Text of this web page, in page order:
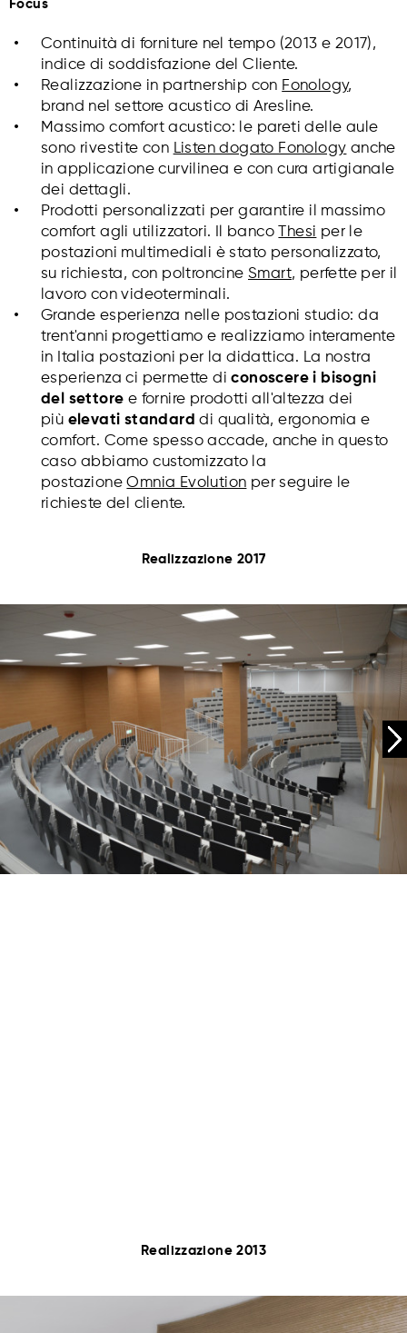
Focus
Continuità di forniture nel tempo (2013 e 2017),
indice di soddisfazione del Cliente.
Realizzazione in partnership con Fonology,
brand nel settore acustico di Aresline.
Massimo comfort acustico: le pareti delle aule
sono rivestite con Listen dogato Fonology anche
in applicazione curvilinea e con cura artigianale
dei dettagli.
Prodotti personalizzati per garantire il massimo
comfort agli utilizzatori. Il banco
Thesi per le
postazioni multimediali è stato personalizzato,
su richiesta, con poltroncine Smart, perfette per il
lavoro con videoterminali.
Grande esperienza nelle postazioni studio: da
trent'anni progettiamo e realizziamo interamente
in Italia postazioni per la didattica. La nostra
esperienza ci permette diconoscere i bisogni
del settore e fornire prodotti all'altezza dei
più elevati standard di qualità, ergonomia e
comfort. Come spesso accade, anche in questo
caso abbiamo customizzato la
postazioneOmnia Evolution per seguire le
richieste del cliente.
Realizzazione 2017
Realizzazione 2013